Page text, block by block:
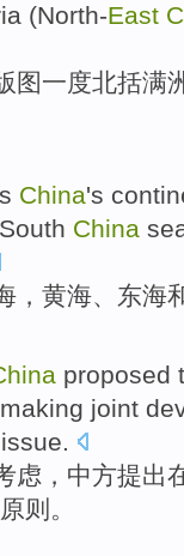
(North-East
图一度北括满
China's
South China
， 黄海、 东海
proposed
making joint
issue.
虑， 中方提出
原则 。